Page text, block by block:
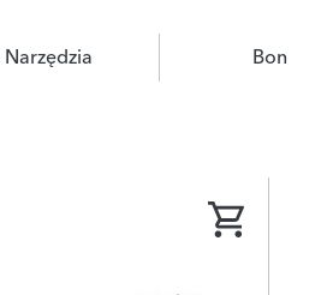
Narzędzia Bon